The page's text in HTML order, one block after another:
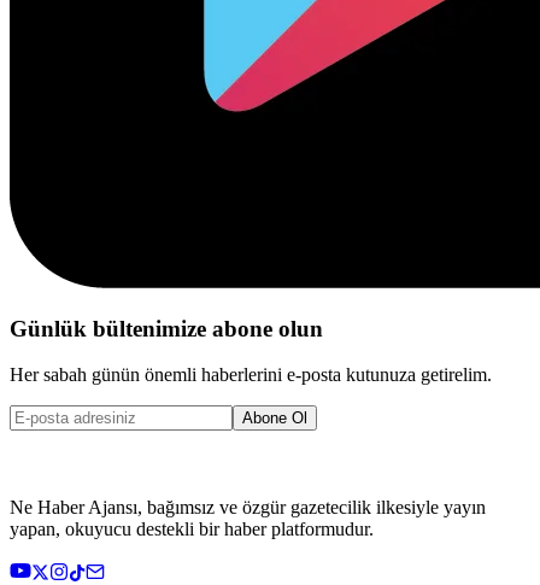
Günlük bültenimize abone olun
Her sabah günün önemli haberlerini e-posta kutunuza getirelim.
Abone Ol
Ne Haber Ajansı, bağımsız ve özgür gazetecilik ilkesiyle yayın
yapan, okuyucu destekli bir haber platformudur.